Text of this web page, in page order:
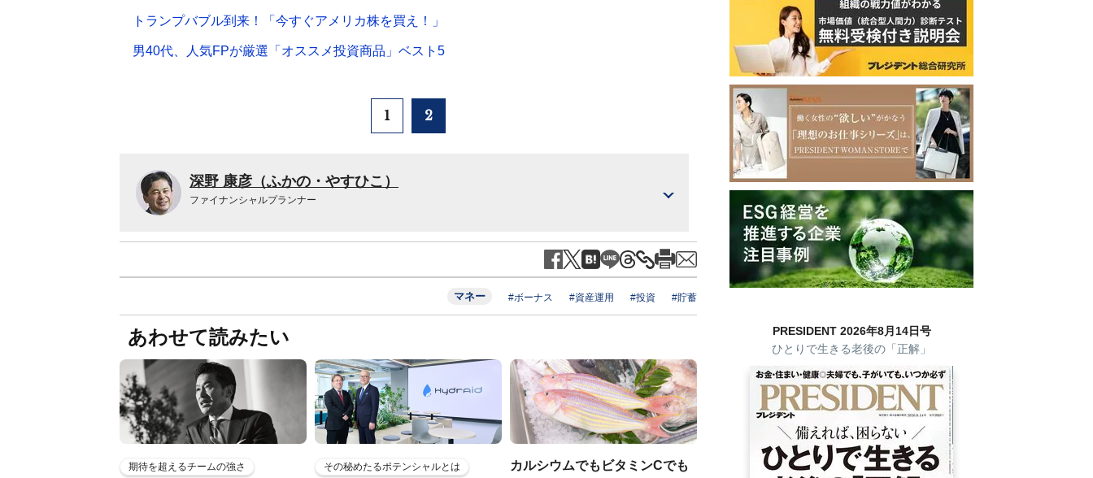
トランプバブル到来！「今すぐアメリカ株を買え！」
男40代、人気FPが厳選「オススメ投資商品」ベスト5
1 2
深野 康彦（ふかの・やすひこ）
ファイナンシャルプランナー
マネー #ボーナス #資産運用 #投資 #貯蓄
あわせて読みたい
期待を超えるチームの強さ その秘めたるポテンシャルとは
カルシウムでもビタミンCでも
PRESIDENT 2026年8月14日号
ひとりで生きる老後の「正解」